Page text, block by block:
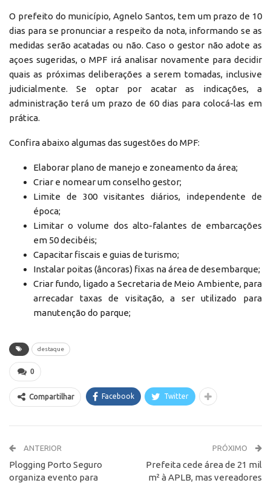
O prefeito do município, Agnelo Santos, tem um prazo de 10
dias para se pronunciar a respeito da nota, informando se as
medidas serão acatadas ou não. Caso o gestor não adote as
açoes sugeridas, o MPF irá analisar novamente para decidir
quais as próximas deliberações a serem tomadas, inclusive
judicialmente. Se optar por acatar as indicações, a
administração terá um prazo de 60 dias para colocá-las em
prática.
Confira abaixo algumas das sugestões do MPF:
Elaborar plano de manejo e zoneamento da área;
Criar e nomear um conselho gestor;
Limite de 300 visitantes diários, independente de
época;
Limitar o volume dos alto-falantes de embarcações
em 50 decibéis;
Capacitar fiscais e guias de turismo;
Instalar poitas (âncoras) fixas na área de desembarque;
Criar fundo, ligado a Secretaria de Meio Ambiente, para
arrecadar taxas de visitação, a ser utilizado para
manutenção do parque;
destaque
0
Compartilhar Facebook Twitter
ANTERIOR
Plogging Porto Seguro
organiza evento para
PRÓXIMO
Prefeita cede área de 21 mil
m² à APLB, mas vereadores